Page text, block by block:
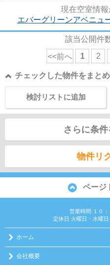
現在空室情報
エバーグリーンアベニュ
該当公開件
<<前へ 1 2
チェックした物件をまと
検討リストに追加
さらに条
物件リ
ページ
営業時間:１０
定休日:火曜日・水曜日
ホーム
会社概要